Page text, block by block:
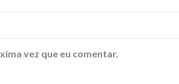
vez que eu comentar.